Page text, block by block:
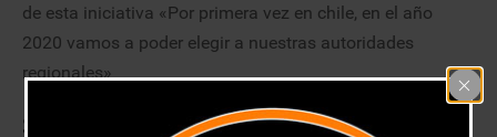
de esta iniciativa «Por primera vez en chile, en el año
2020 vamos a poder elegir a nuestras autoridades
regionales»
Senador Lagos Weber reitera